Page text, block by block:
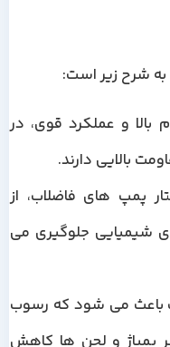
به شرح زیر است:
و عملکرد قوی، در
بالایی دارند.
پمپ های فاضلاب، از
شیمیایی جلوگیری می
باعث می شود که رسوب
و لجن ها کاهش